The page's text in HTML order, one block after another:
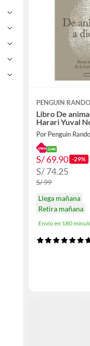
PENGUIN
Libro De
Harari Yuval
Por Penguin
S/ 69.90 -29%
S/ 74.25
S/ 99
Llega mañana
Retira mañana
Envío en 180